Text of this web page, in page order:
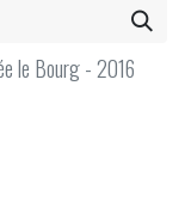
le Bourg - 2016